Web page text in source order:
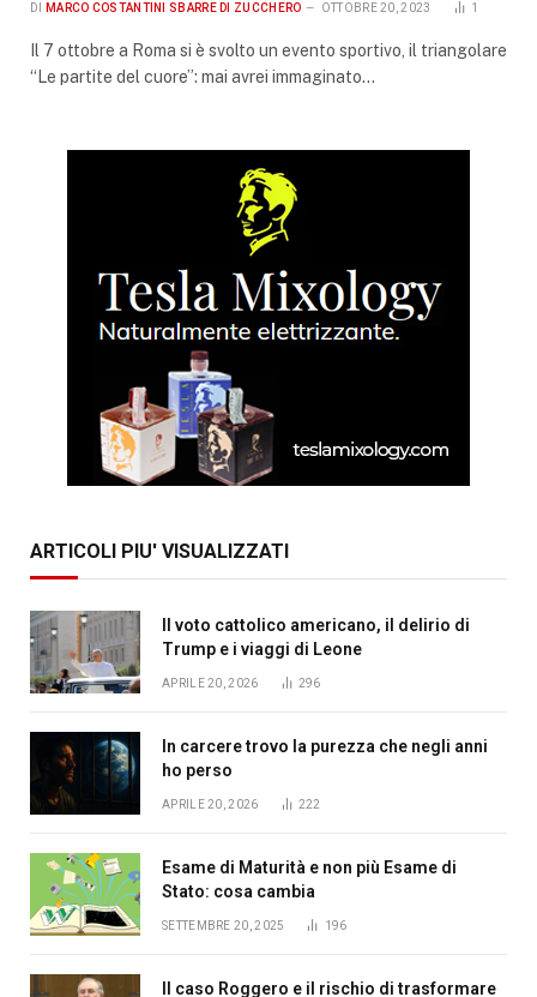
DI MARCO COSTANTINI SBARRE DI ZUCCHERO OTTOBRE 20, 2023 1
Il 7 ottobre a Roma si è svolto un evento sportivo, il triangolare
“Le partite del cuore”: mai avrei immaginato…
ARTICOLI PIU' VISUALIZZATI
Il voto cattolico americano, il delirio di
Trump e i viaggi di Leone
APRILE 20, 2026 296
In carcere trovo la purezza che negli anni
ho perso
APRILE 20, 2026 222
Esame di Maturità e non più Esame di
Stato: cosa cambia
SETTEMBRE 20, 2025 196
Il caso Roggero e il rischio di trasformare